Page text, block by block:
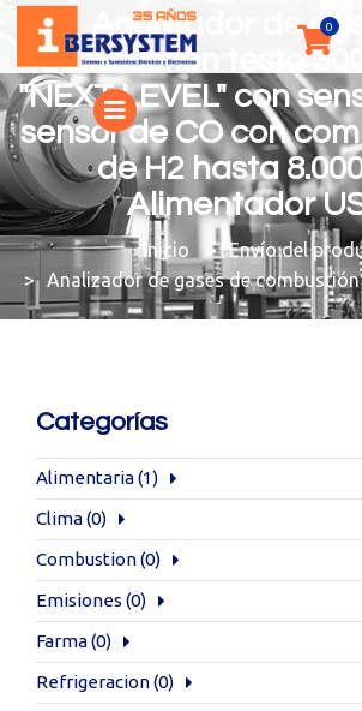
Analizador de
combustión testo
"NEXT LEVEL" con
sensor de CO con
de H2 hasta
Alimentador
You are here:
Envío del
Analizador de gases de
Categorías
Alimentaria(1)
Clima(0)
Combustion(0)
Emisiones (0)
Farma(0)
Refrigeracion(0)